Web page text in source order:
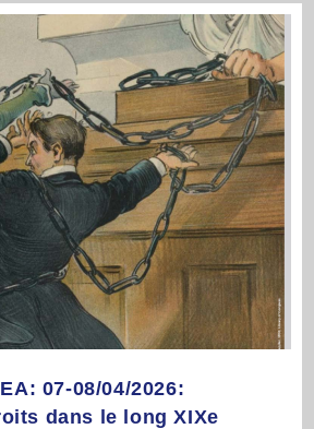
04/2026:
« Living
Matters »,
Des
07-08/04/2026:
dans le long XIXe